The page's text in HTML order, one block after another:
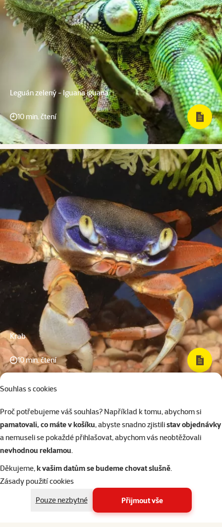
Souhlas s cookies
Proč potřebujeme váš souhlas? Například k tomu, abychom si
pamatovali, co máte v košíku, abyste snadno zjistilistav objednávky
a nemuseli se pokaždé přihlašovat, abychom vás neobtěžovali
nevhodnou reklamou.
Děkujeme,k vašim datům se budeme chovat slušně.
Zásady použití cookies
Pouze nezbytné
Přijmout vše
Leguán zelený - Iguana iguana
10 min. čtení
Krab
10 min. čtení